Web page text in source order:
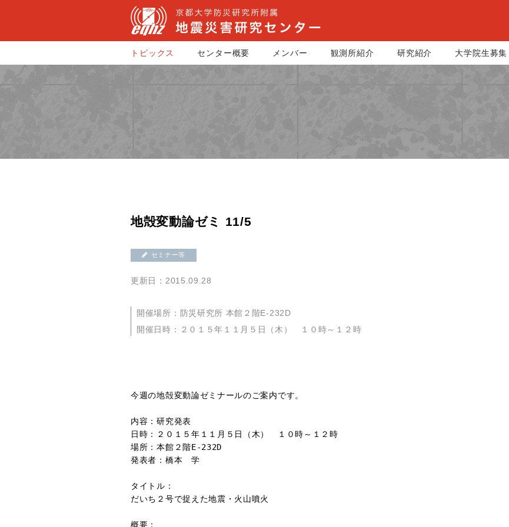
トピックス センター概要 メンバー 観測所紹介 研究紹介 大学院生募集
地殻変動論ゼミ 11/5
セミナー等
更新日：2015.09.28
開催場所：防災研究所 本館２階E-232D
開催日時：２０１５年１１月５日（木） １０時～１２時
今週の地殻変動論ゼミナールのご案内です。
内容：研究発表
日時：２０１５年１１月５日（木）　１０時～１２時
場所：本館２階E-232D
発表者：橋本　学
タイトル：
だいち２号で捉えた地震・火山噴火
概要：